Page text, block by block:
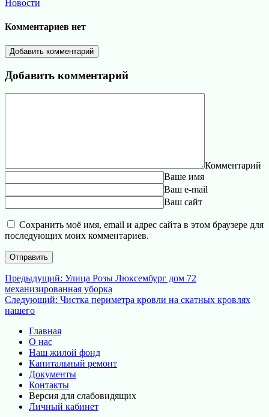
Новости
Комментариев нет
Добавить комментарий
Добавить комментарий
Комментарий
Ваше имя
Ваш e-mail
Ваш сайт
Сохранить моё имя, email и адрес сайта в этом браузере для
последующих моих комментариев.
Навигация
по
записям
Предыдущий: Предыдущая
запись:
Улица Розы Люксембург дом 72
механизированная уборка
Следующий: Следующая
Чистка периметра кровли на скатных кровлях
нашего
Главная
О нас
Наш жилой фонд
Капитальный ремонт
Документы
Контакты
Версия для слабовидящих
Личный кабинет